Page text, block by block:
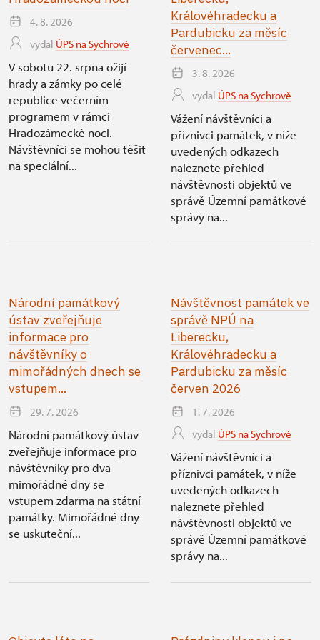
4. 8. 2026
vydal ÚPS na Sychrově
V sobotu 22. srpna ožijí
hrady a zámky po celé
republice večerním
programem v rámci
Hradozámecké noci.
Návštěvníci se mohou těšit
na speciální...
Královéhradecku a
Pardubicku za měsíc
červenec...
3. 8. 2026
vydal ÚPS na Sychrově
Vážení návštěvníci a
příznivci památek, v níže
uvedených odkazech
naleznete přehled
návštěvnosti objektů ve
správě Územní památkové
správy na...
Národní památkový
ústav zveřejňuje
informace pro
návštěvníky o
mimořádných dnech se
vstupem...
29. 7. 2026
Národní památkový ústav
zveřejňuje informace pro
návštěvníky pro dva
mimořádné dny se
vstupem zdarma na státní
památky. Mimořádné dny
se uskuteční...
Návštěvnost památek ve
správě NPÚ na
Liberecku,
Královéhradecku a
Pardubicku za měsíc
červen 2026
1. 7. 2026
vydal ÚPS na Sychrově
Vážení návštěvníci a
příznivci památek, v níže
uvedených odkazech
naleznete přehled
návštěvnosti objektů ve
správě Územní památkové
správy na...